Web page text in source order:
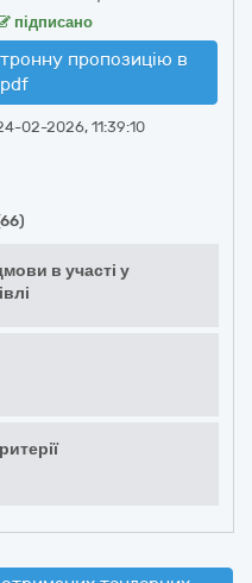
підписано
пропозицію в
pdf
02-2026, 11:39:10
в участі у